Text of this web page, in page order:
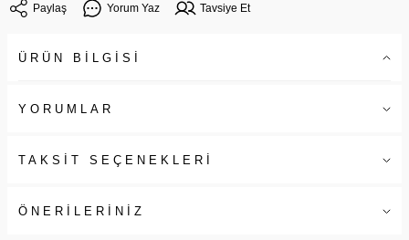
Paylaş Yorum Yaz Tavsiye Et
ÜRÜN BİLGİSİ
YORUMLAR
TAKSİT SEÇENEKLERİ
ÖNERİLERİNİZ